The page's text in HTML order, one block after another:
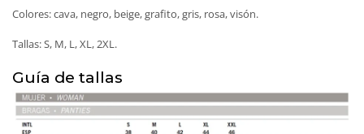
Colores: cava, negro, beige, grafito, gris, rosa, visón.
Tallas: S, M, L, XL, 2XL.
Guía de tallas